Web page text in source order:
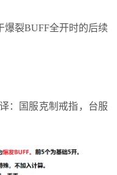
爆裂BUFF全开时的后续
：国服克制戒指，台服